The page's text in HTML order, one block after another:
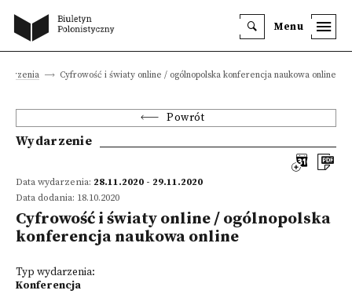
Menu
Cyfrowość i światy online / ogólnopolska konferencja naukowa online
Powrót
Wydarzenie
Data wydarzenia: 28.11.2020 - 29.11.2020
Data dodania: 18.10.2020
Cyfrowość i światy online / ogólnopolska
konferencja naukowa online
Typ wydarzenia:
Konferencja